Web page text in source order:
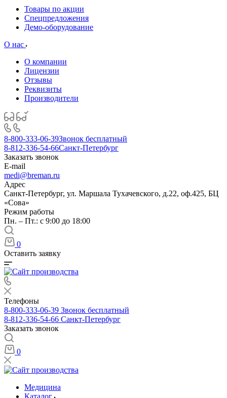
Товары по акции
Спецпредложения
Демо-оборудование
О нас
О компании
Лицензии
Отзывы
Реквизиты
Производители
8-800-333-06-39Звонок бесплатный
8-812-336-54-66Санкт-Петербург
Заказать звонок
E-mail
medi@breman.ru
Адрес
Санкт-Петербург, ул. Маршала Тухачевского, д.22, оф.425, БЦ
«Сова»
Режим работы
Пн. – Пт.: с 9:00 до 18:00
0
Оставить заявку
Телефоны
8-800-333-06-39 Звонок бесплатный
8-812-336-54-66 Санкт-Петербург
Заказать звонок
0
Медицина
Каталог